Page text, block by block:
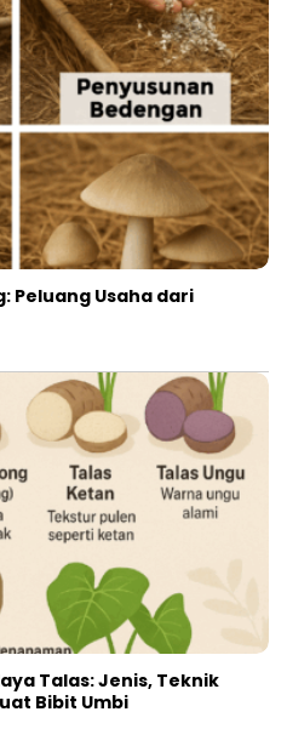
Peluang Usaha dari
Talas: Jenis, Teknik
Bibit Umbi